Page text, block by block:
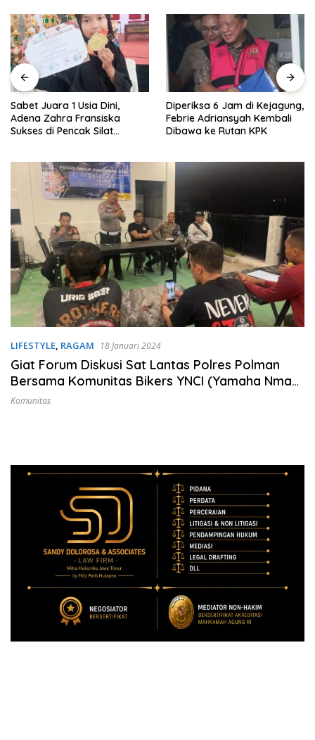
Sabet Juara 1 Usia Dini,
Adena Zahra Fransiska
Sukses di Pencak Silat
Diperiksa 6 Jam di Kejagung,
Febrie Adriansyah Kembali
Dibawa ke Rutan KPK
LIFESTYLE, RAGAM 18 Januari 2024
Giat Forum Diskusi Sat Lantas Polres Polman
Bersama Komunitas Bikers YNCI (Yamaha Nmax
Club Indonesia)
Komunitas